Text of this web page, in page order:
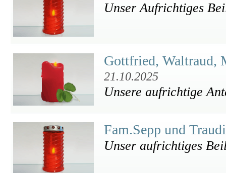
Unser Aufrichtiges
Gottfried, Waltraud,
21.10.2025
Unsere aufrichtige
Fam.Sepp und
Unser aufrichtiges